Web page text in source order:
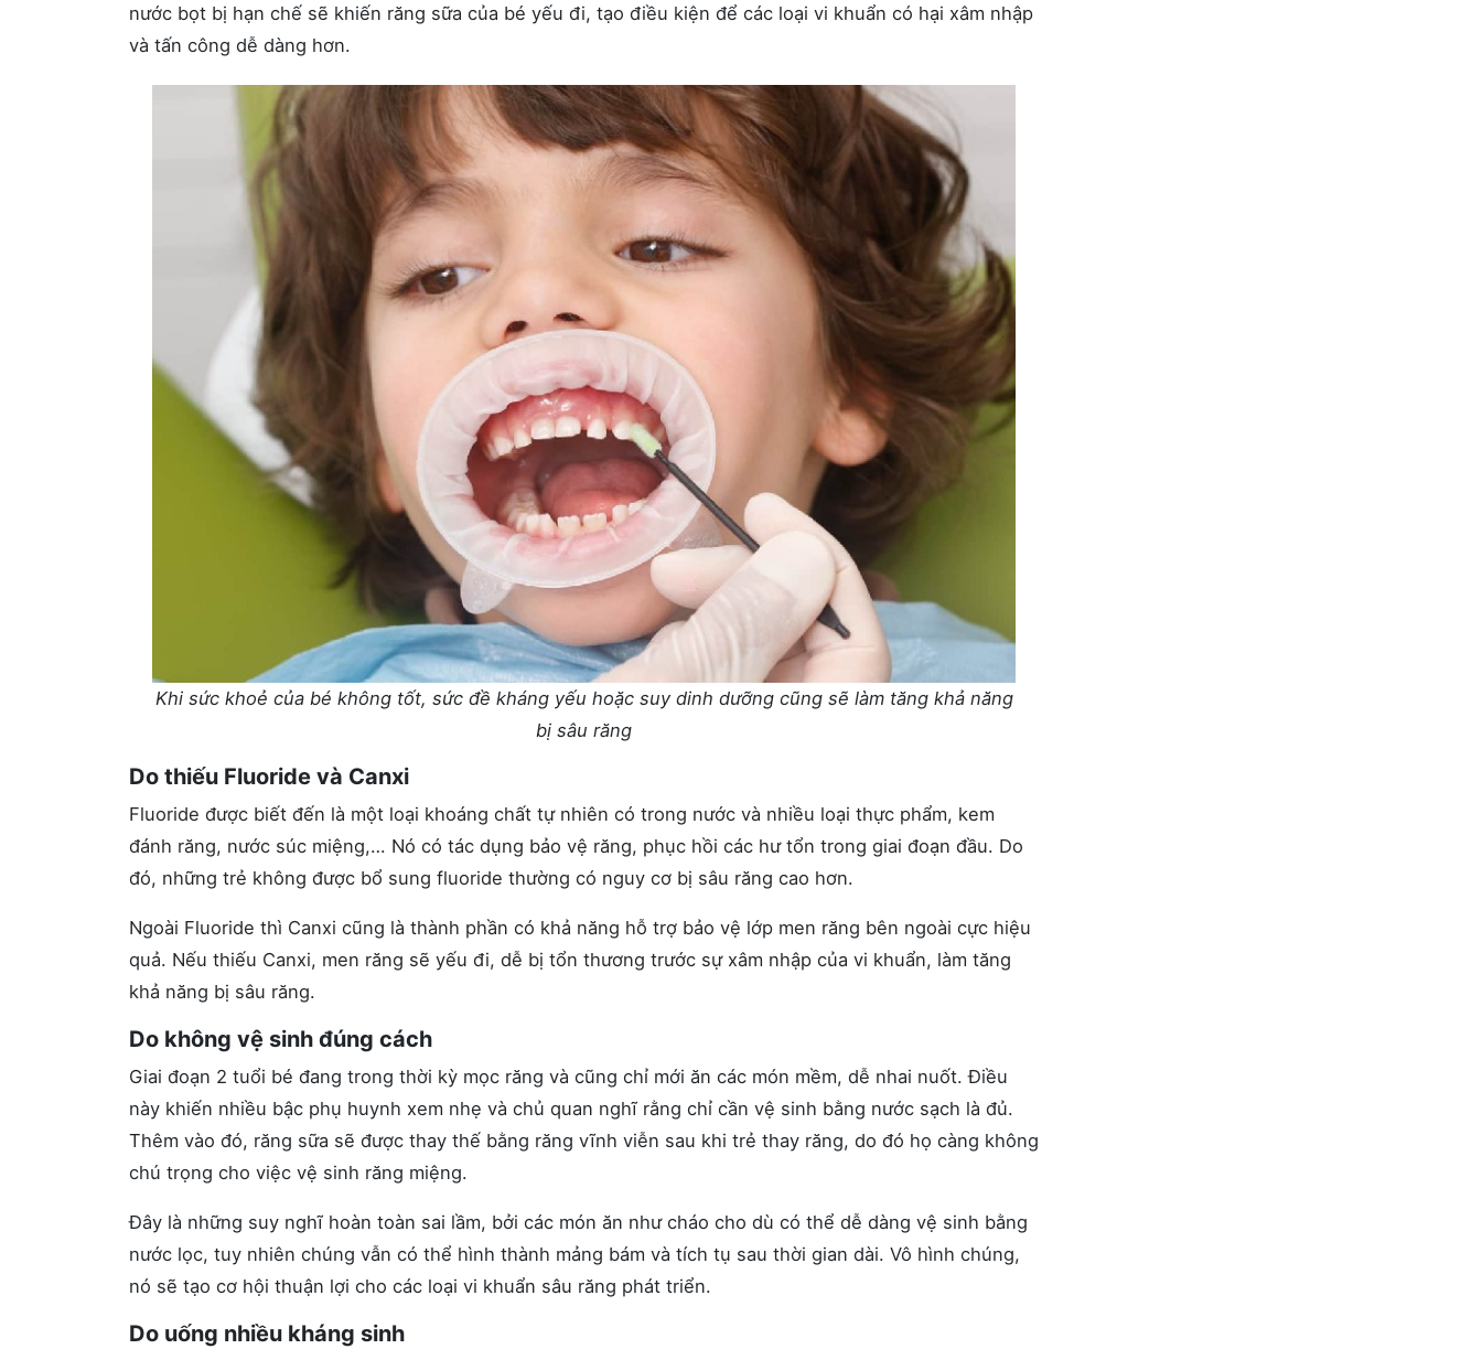
nước bọt bị hạn chế sẽ khiến răng sữa của bé yếu đi, tạo điều kiện để các loại vi khuẩn có hại xâm nhập
và tấn công dễ dàng hơn.
Khi sức khoẻ của bé không tốt, sức đề kháng yếu hoặc suy dinh dưỡng cũng sẽ làm tăng khả năng
bị sâu răng
Do thiếu Fluoride và Canxi
Fluoride được biết đến là một loại khoáng chất tự nhiên có trong nước và nhiều loại thực phẩm, kem
đánh răng, nước súc miệng,… Nó có tác dụng bảo vệ răng, phục hồi các hư tổn trong giai đoạn đầu. Do
đó, những trẻ không được bổ sung fluoride thường có nguy cơ bị sâu răng cao hơn.
Ngoài Fluoride thì Canxi cũng là thành phần có khả năng hỗ trợ bảo vệ lớp men răng bên ngoài cực hiệu
quả. Nếu thiếu Canxi, men răng sẽ yếu đi, dễ bị tổn thương trước sự xâm nhập của vi khuẩn, làm tăng
khả năng bị sâu răng.
Do không vệ sinh đúng cách
Giai đoạn 2 tuổi bé đang trong thời kỳ mọc răng và cũng chỉ mới ăn các món mềm, dễ nhai nuốt. Điều
này khiến nhiều bậc phụ huynh xem nhẹ và chủ quan nghĩ rằng chỉ cần vệ sinh bằng nước sạch là đủ.
Thêm vào đó, răng sữa sẽ được thay thế bằng răng vĩnh viễn sau khi trẻ thay răng, do đó họ càng không
chú trọng cho việc vệ sinh răng miệng.
Đây là những suy nghĩ hoàn toàn sai lầm, bởi các món ăn như cháo cho dù có thể dễ dàng vệ sinh bằng
nước lọc, tuy nhiên chúng vẫn có thể hình thành mảng bám và tích tụ sau thời gian dài. Vô hình chúng,
nó sẽ tạo cơ hội thuận lợi cho các loại vi khuẩn sâu răng phát triển.
Do uống nhiều kháng sinh